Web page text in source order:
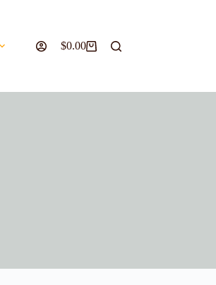
$0.00